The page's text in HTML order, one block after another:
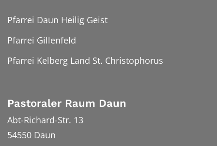
Pfarrei Daun Heilig Geist
Pfarrei Gillenfeld
Pfarrei Kelberg Land St. Christophorus
Pastoraler Raum Daun
Abt-Richard-Str. 13
54550 Daun